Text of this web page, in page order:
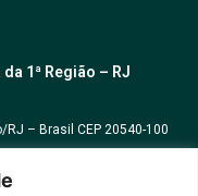
1ª Região – RJ
– Brasil CEP 20540-100